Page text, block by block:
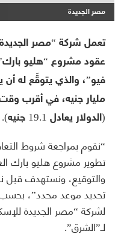
مصر الجديدة
تعمل شركة “مصر الجديدة
عقود مشروع “هليو بارك”
مليار جنيه، في أقرب وقت
(الدولار يعادل 19.1 جنيه).
“نقوم بمراجعة شروط
تطوير مشروع هليو بارك
والتوقيع، ونستهدف قبل
تحديد موعد محدد”، بحسب
لشركة “مصر الجديدة
لـ”الشرق”.